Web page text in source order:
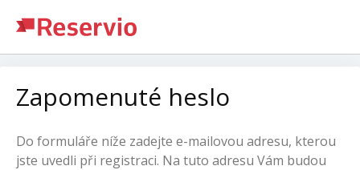
Zapomenuté heslo
Do formuláře níže zadejte e-mailovou adresu, kterou
jste uvedli při registraci. Na tuto adresu Vám budou